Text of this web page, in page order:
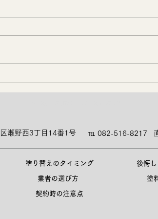
勉強会📚️
瀬野西3丁目14番1号 ℡ 082-516-8217
塗り替えのタイミング
業者の選び方
後悔
塗
契約時の注意点